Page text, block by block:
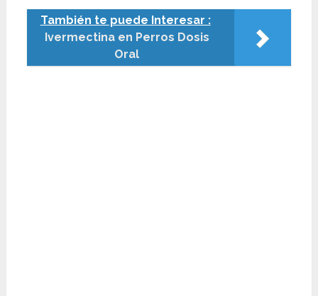
También te puede Interesar :
Ivermectina en Perros Dosis
Oral